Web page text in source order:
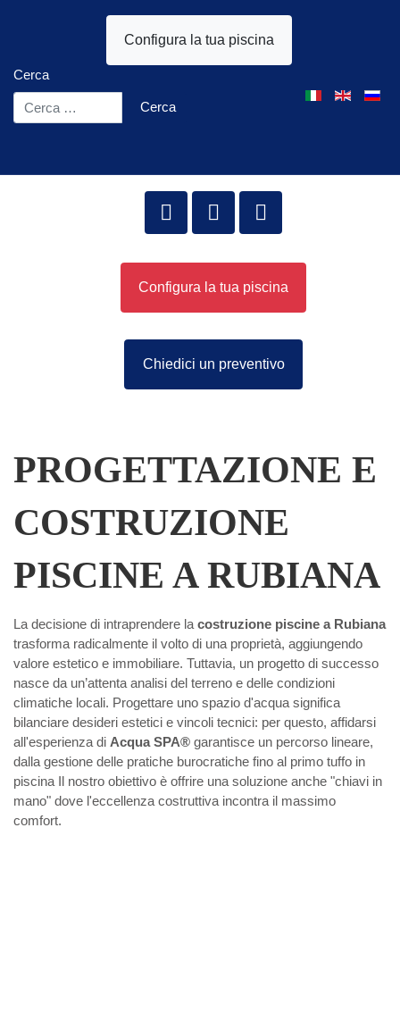
Configura la tua piscina
Cerca
Cerca
Seleziona la tua
Configura la tua piscina
Chiedici un preventivo
PROGETTAZIONE E
COSTRUZIONE
PISCINE A RUBIANA
La decisione di intraprendere la costruzione piscine a Rubiana
trasforma radicalmente il volto di una proprietà, aggiungendo
valore estetico e immobiliare. Tuttavia, un progetto di successo
nasce da un’attenta analisi del terreno e delle condizioni
climatiche locali. Progettare uno spazio d'acqua significa
bilanciare desideri estetici e vincoli tecnici: per questo, affidarsi
all'esperienza di Acqua SPA® garantisce un percorso lineare,
dalla gestione delle pratiche burocratiche fino al primo tuffo in
piscina Il nostro obiettivo è offrire una soluzione anche "chiavi in
mano" dove l'eccellenza costruttiva incontra il massimo
comfort.